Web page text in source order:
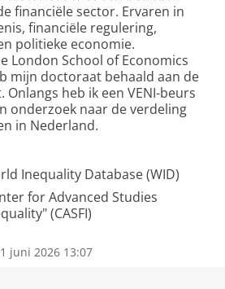
a
l
financiële sector. Ervaren in
financiële regulering,
politieke economie.
London School of Economics
mijn doctoraat behaald aan de
heb ik een VENI-beurs
onderzoek naar de verdeling
in Nederland.
Inequality Database (WID)
for Advanced Studies
(CASFI)
juni 2026 13:07